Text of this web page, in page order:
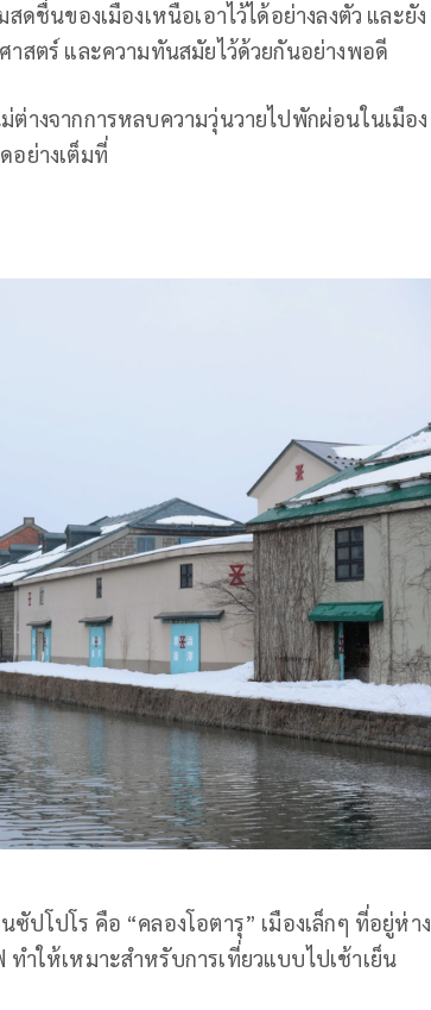
ดชื่นของเมืองเหนือเอาไว้ได้อย่างลงตัว และยัง
าสตร์ และความทันสมัยไว้ด้วยกันอย่างพอดี
างจากการหลบความวุ่นวายไปพักผ่อนในเมือง
อย่างเต็มที่
ปโปโร คือ “คลองโอตารุ” เมืองเล็กๆ ที่อยู่ห่าง
ำให้เหมาะสำหรับการเที่ยวแบบไปเช้าเย็น